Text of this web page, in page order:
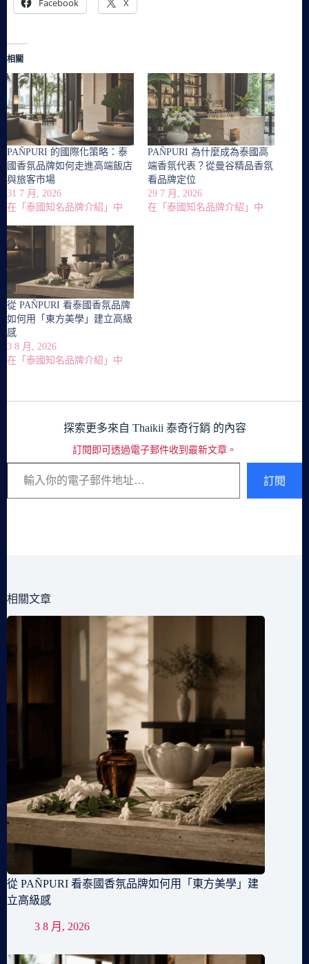
Facebook X
相關
PAÑPURI 的國際化策略：泰
國香氛品牌如何走進高端飯店
與旅客市場
31 7 月, 2026
在「泰國知名品牌介紹」中
PAÑPURI 為什麼成為泰國高
端香氛代表？從曼谷精品香氛
看品牌定位
29 7 月, 2026
在「泰國知名品牌介紹」中
從 PAÑPURI 看泰國香氛品牌
如何用「東方美學」建立高級
感
3 8 月, 2026
在「泰國知名品牌介紹」中
探索更多來自 Thaikii 泰奇行銷 的內容
訂閱即可透過電子郵件收到最新文章。
輸入你的電子郵件地址…
訂閱
相關文章
從 PAÑPURI 看泰國香氛品牌如何用「東方美學」建
立高級感
3 8 月, 2026